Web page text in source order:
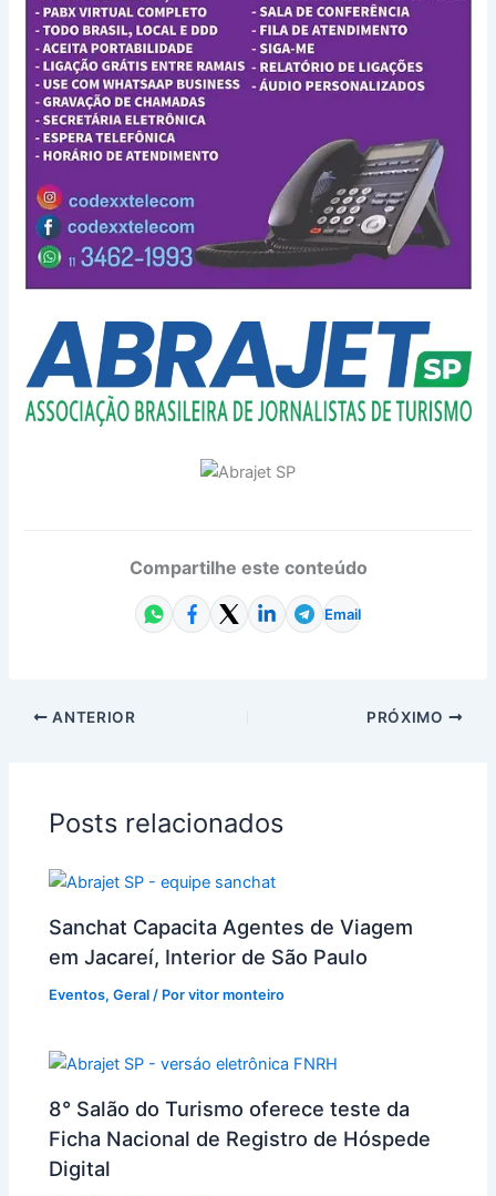
Compartilhe este conteúdo
Email
ANTERIOR PRÓXIMO
Posts relacionados
Sanchat Capacita Agentes de Viagem
em Jacareí, Interior de São Paulo
Eventos,Geral / Porvitor monteiro
8° Salão do Turismo oferece teste da
Ficha Nacional de Registro de Hóspede
Digital